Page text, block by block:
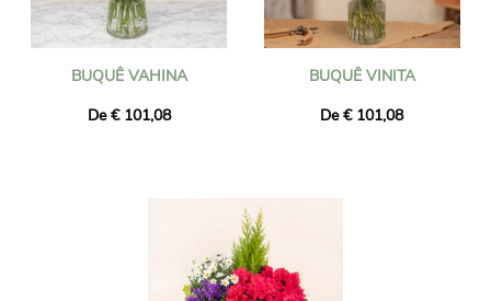
BUQUÊ VAHINA
De € 101,08
BUQUÊ VINITA
De € 101,08